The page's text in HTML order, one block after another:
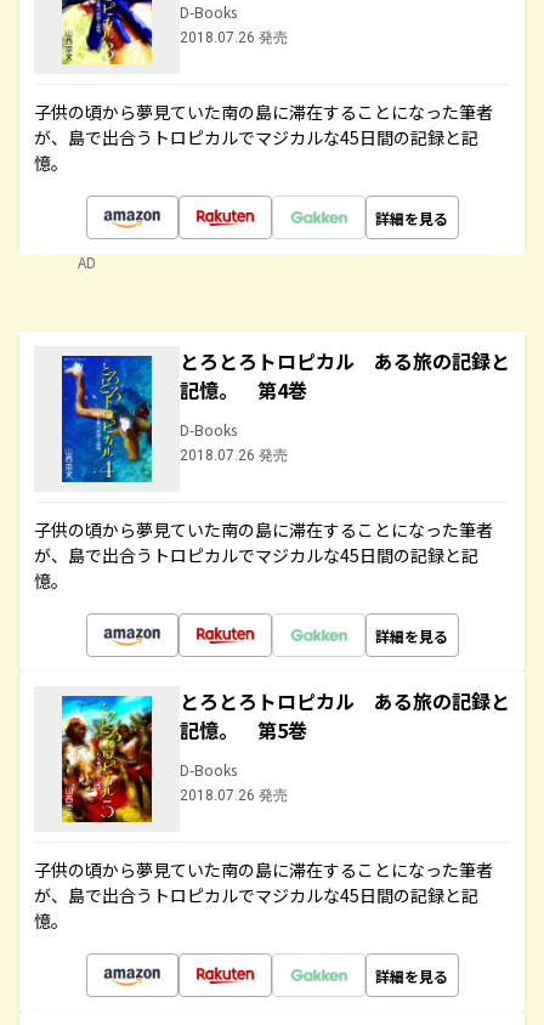
D-Books
2018.07.26 発売
子供の頃から夢見ていた南の島に滞在することになった筆者
が、島で出合うトロピカルでマジカルな45日間の記録と記
憶。
詳細を見る
AD
とろとろトロピカル ある旅の記録と
記憶。 第4巻
D-Books
2018.07.26 発売
子供の頃から夢見ていた南の島に滞在することになった筆者
が、島で出合うトロピカルでマジカルな45日間の記録と記
憶。
詳細を見る
とろとろトロピカル ある旅の記録と
記憶。 第5巻
D-Books
2018.07.26 発売
子供の頃から夢見ていた南の島に滞在することになった筆者
が、島で出合うトロピカルでマジカルな45日間の記録と記
憶。
詳細を見る